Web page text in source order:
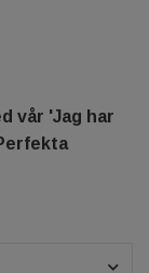
vår 'Jag har